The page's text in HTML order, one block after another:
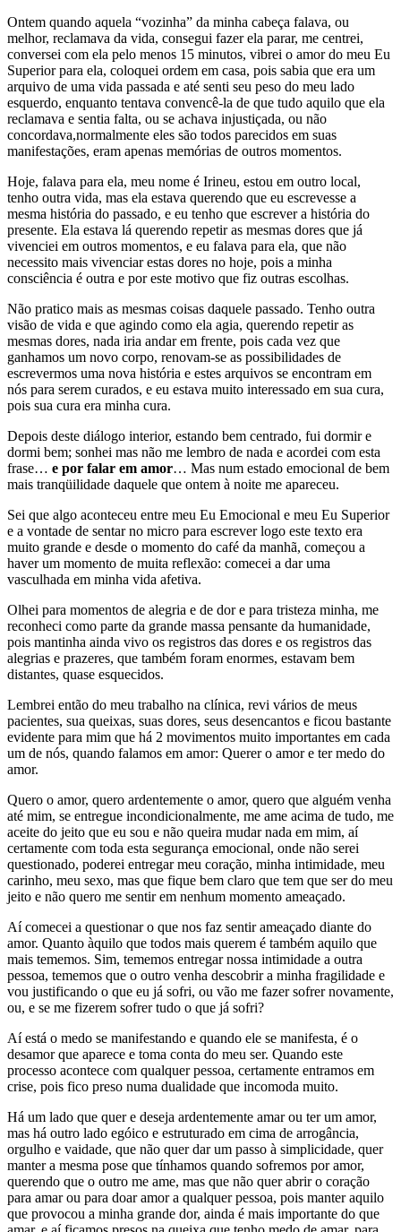
Ontem quando aquela “vozinha” da minha cabeça falava, ou
melhor, reclamava da vida, consegui fazer ela parar, me centrei,
conversei com ela pelo menos 15 minutos, vibrei o amor do meu Eu
Superior para ela, coloquei ordem em casa, pois sabia que era um
arquivo de uma vida passada e até senti seu peso do meu lado
esquerdo, enquanto tentava convencê-la de que tudo aquilo que ela
reclamava e sentia falta, ou se achava injustiçada, ou não
concordava,normalmente eles são todos parecidos em suas
manifestações, eram apenas memórias de outros momentos.
Hoje, falava para ela, meu nome é Irineu, estou em outro local,
tenho outra vida, mas ela estava querendo que eu escrevesse a
mesma história do passado, e eu tenho que escrever a história do
presente. Ela estava lá querendo repetir as mesmas dores que já
vivenciei em outros momentos, e eu falava para ela, que não
necessito mais vivenciar estas dores no hoje, pois a minha
consciência é outra e por este motivo que fiz outras escolhas.
Não pratico mais as mesmas coisas daquele passado. Tenho outra
visão de vida e que agindo como ela agia, querendo repetir as
mesmas dores, nada iria andar em frente, pois cada vez que
ganhamos um novo corpo, renovam-se as possibilidades de
escrevermos uma nova história e estes arquivos se encontram em
nós para serem curados, e eu estava muito interessado em sua cura,
pois sua cura era minha cura.
Depois deste diálogo interior, estando bem centrado, fui dormir e
dormi bem; sonhei mas não me lembro de nada e acordei com esta
frase… e por falar em amor… Mas num estado emocional de bem
mais tranqüilidade daquele que ontem à noite me apareceu.
Sei que algo aconteceu entre meu Eu Emocional e meu Eu Superior
e a vontade de sentar no micro para escrever logo este texto era
muito grande e desde o momento do café da manhã, começou a
haver um momento de muita reflexão: comecei a dar uma
vasculhada em minha vida afetiva.
Olhei para momentos de alegria e de dor e para tristeza minha, me
reconheci como parte da grande massa pensante da humanidade,
pois mantinha ainda vivo os registros das dores e os registros das
alegrias e prazeres, que também foram enormes, estavam bem
distantes, quase esquecidos.
Lembrei então do meu trabalho na clínica, revi vários de meus
pacientes, sua queixas, suas dores, seus desencantos e ficou bastante
evidente para mim que há 2 movimentos muito importantes em cada
um de nós, quando falamos em amor: Querer o amor e ter medo do
amor.
Quero o amor, quero ardentemente o amor, quero que alguém venha
até mim, se entregue incondicionalmente, me ame acima de tudo, me
aceite do jeito que eu sou e não queira mudar nada em mim, aí
certamente com toda esta segurança emocional, onde não serei
questionado, poderei entregar meu coração, minha intimidade, meu
carinho, meu sexo, mas que fique bem claro que tem que ser do meu
jeito e não quero me sentir em nenhum momento ameaçado.
Aí comecei a questionar o que nos faz sentir ameaçado diante do
amor. Quanto àquilo que todos mais querem é também aquilo que
mais tememos. Sim, tememos entregar nossa intimidade a outra
pessoa, tememos que o outro venha descobrir a minha fragilidade e
vou justificando o que eu já sofri, ou vão me fazer sofrer novamente,
ou, e se me fizerem sofrer tudo o que já sofri?
Aí está o medo se manifestando e quando ele se manifesta, é o
desamor que aparece e toma conta do meu ser. Quando este
processo acontece com qualquer pessoa, certamente entramos em
crise, pois fico preso numa dualidade que incomoda muito.
Há um lado que quer e deseja ardentemente amar ou ter um amor,
mas há outro lado egóico e estruturado em cima de arrogância,
orgulho e vaidade, que não quer dar um passo à simplicidade, quer
manter a mesma pose que tínhamos quando sofremos por amor,
querendo que o outro me ame, mas que não quer abrir o coração
para amar ou para doar amor a qualquer pessoa, pois manter aquilo
que provocou a minha grande dor, ainda é mais importante do que